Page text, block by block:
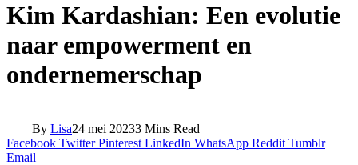
Kim Kardashian: Een evolutie
naar empowerment en
ondernemerschap
By Lisa24 mei 20233 Mins Read
Facebook Twitter Pinterest LinkedIn WhatsApp Reddit Tumblr
Email